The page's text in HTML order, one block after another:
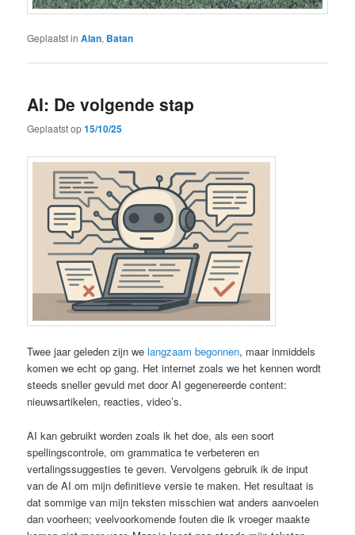
Geplaatst in Alan, Batan
AI: De volgende stap
Geplaatst op15/10/25
Twee jaar geleden zijn welangzaam begonnen, maar inmiddels
komen we echt op gang. Het internet zoals we het kennen wordt
steeds sneller gevuld met door AI gegenereerde content:
nieuwsartikelen, reacties, video’s.
AI kan gebruikt worden zoals ik het doe, als een soort
spellingscontrole, om grammatica te verbeteren en
vertalingssuggesties te geven. Vervolgens gebruik ik de input
van de AI om mijn definitieve versie te maken. Het resultaat is
dat sommige van mijn teksten misschien wat anders aanvoelen
dan voorheen; veelvoorkomende fouten die ik vroeger maakte